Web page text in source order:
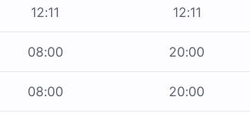
12:11 12:11
08:00 20:00
08:00 20:00